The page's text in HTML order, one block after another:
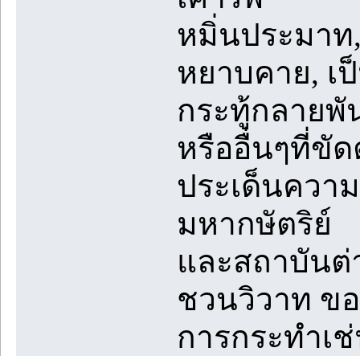
หมิ่นประมาท
หยาบคาย, เ
กระทู้กลายพั
หรืออื่นๆที่ขัด
ประเด็นควา
มหากษัตริย์
และสถาบันต่
ชวนวิวาท ข
การกระทำ